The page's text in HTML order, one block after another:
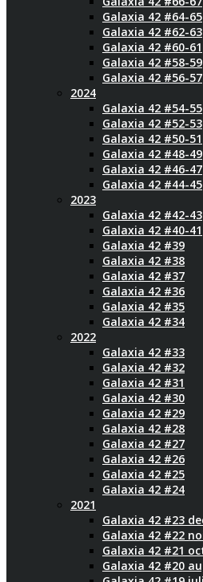
Galaxia 42 #64-65
Galaxia 42 #62-63
Galaxia 42 #60-61
Galaxia 42 #58-59
Galaxia 42 #56-57
2024
Galaxia 42 #54-55
Galaxia 42 #52-53
Galaxia 42 #50-51
Galaxia 42 #48-49
Galaxia 42 #46-47
Galaxia 42 #44-45
2023
Galaxia 42 #42-43
Galaxia 42 #40-41
Galaxia 42 #39
Galaxia 42 #38
Galaxia 42 #37
Galaxia 42 #36
Galaxia 42 #35
Galaxia 42 #34
2022
Galaxia 42 #33
Galaxia 42 #32
Galaxia 42 #31
Galaxia 42 #30
Galaxia 42 #29
Galaxia 42 #28
Galaxia 42 #27
Galaxia 42 #26
Galaxia 42 #25
Galaxia 42 #24
2021
Galaxia 42 #23
Galaxia 42 #22
Galaxia 42 #21
Galaxia 42 #20